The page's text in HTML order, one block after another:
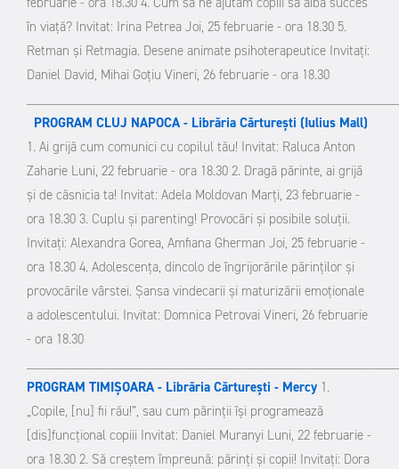
în viaţă? Invitat: Irina Petrea Joi, 25 februarie - ora 18.30 5.
Retman şi Retmagia. Desene animate psihoterapeutice Invitaţi:
Daniel David, Mihai Goţiu Vineri, 26 februarie - ora 18.30
PROGRAM CLUJ NAPOCA - Librăria Cărtureşti (Iulius Mall)
1. Ai grijă cum comunici cu copilul tău! Invitat: Raluca Anton
Zaharie Luni, 22 februarie - ora 18.30 2. Dragă părinte, ai grijă
şi de căsnicia ta! Invitat: Adela Moldovan Marţi, 23 februarie -
ora 18.30 3. Cuplu şi parenting! Provocări şi posibile soluţii.
Invitaţi: Alexandra Gorea, Amfiana Gherman Joi, 25 februarie -
ora 18.30 4. Adolescenţa, dincolo de îngrijorările părinţilor şi
provocările vârstei. Şansa vindecarii şi maturizării emoţionale
a adolescentului. Invitat: Domnica Petrovai Vineri, 26 februarie
- ora 18.30
PROGRAM TIMIŞOARA - Librăria Cărtureşti - Mercy 1.
„Copile, [nu] fii rău!”, sau cum părinţii îşi programează
[dis]funcţional copiii Invitat: Daniel Muranyi Luni, 22 februarie -
ora 18.30 2. Să creştem împreună: părinţi şi copii! Invitaţi: Dora